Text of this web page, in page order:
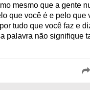
mesmo que a gente
que você é e pelo que
tudo que você faz e
palavra não signifique